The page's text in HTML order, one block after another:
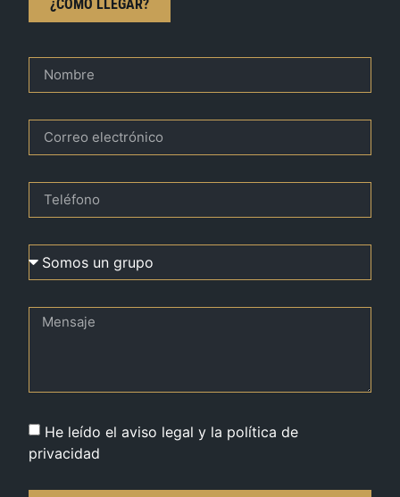
¿CÓMO LLEGAR?
He leído el aviso legal y la política de
privacidad